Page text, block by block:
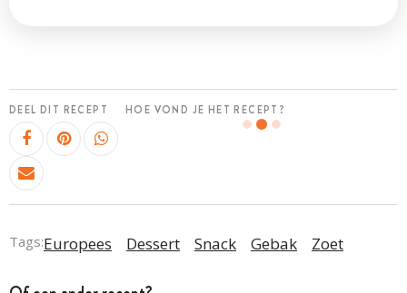
DEEL DIT RECEPT HOE VOND JE HET RECEPT?
Tags:Europees Dessert Snack Gebak Zoet